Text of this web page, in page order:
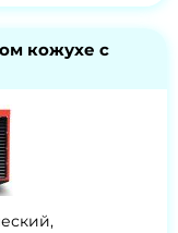
кожухе с